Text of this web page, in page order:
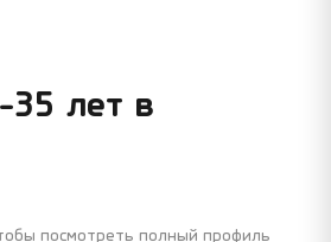
35 лет в
посмотреть полный профиль